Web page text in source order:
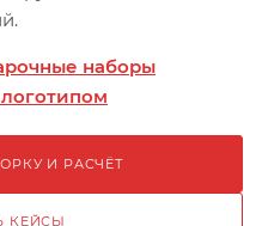
наборы
И РАСЧЁТ
КЕЙСЫ